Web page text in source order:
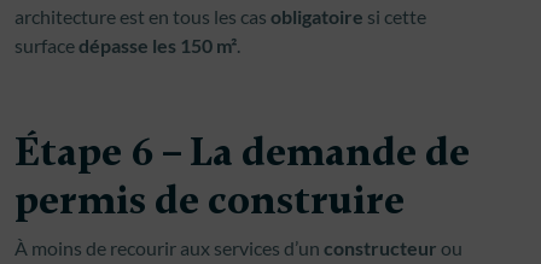
architecture est en tous les cas obligatoire si cette
surfacedépasse les 150 m².
Étape 6 – La demande de
permis de construire
À moins de recourir aux services d’un constructeur ou